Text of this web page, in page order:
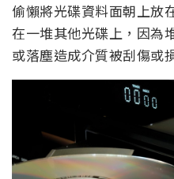
偷懶將光碟資料面朝上放
在一堆其他光碟上，因為
或落塵造成介質被刮傷或